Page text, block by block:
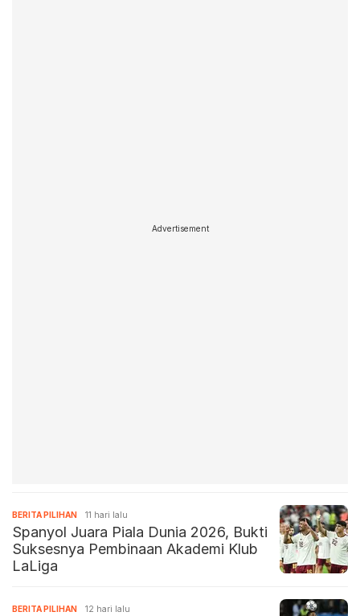
Advertisement
BERITA PILIHAN 11 hari lalu
Spanyol Juara Piala Dunia 2026, Bukti
Suksesnya Pembinaan Akademi Klub
LaLiga
BERITA PILIHAN 12 hari lalu